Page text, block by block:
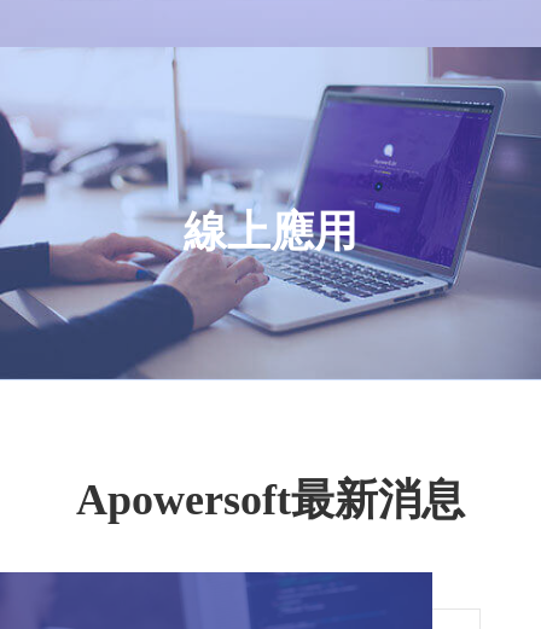
線上應用
Apowersoft最新消息